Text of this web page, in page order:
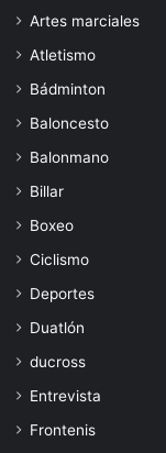
Artes marciales
Atletismo
Bádminton
Baloncesto
Balonmano
Billar
Boxeo
Ciclismo
Deportes
Duatlón
ducross
Entrevista
Frontenis